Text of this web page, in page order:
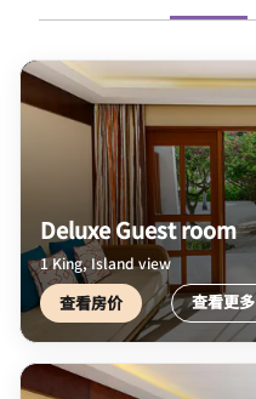
Deluxe Guest room
1 King, Island view
查看房价 查看更多